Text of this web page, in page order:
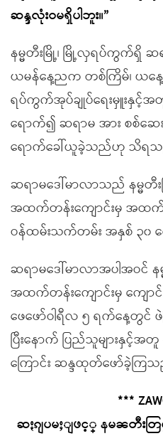
ဆန္ဒလုံးဝမရှိပါဘူး။”
နမ္မတီးမြို့၊ မြို့လှရပ်ကွက်ရှိ
ယမန်နေ့ညက တစ်ကြိမ်၊ ယန
ရပ်ကွက်အုပ်ချုပ်ရေးမှူးနှင့်အ
ရောက်၍ ဆရာမ အား စစ်
ရောက်ခေါ်ယူခဲ့သည်ဟု သိရ
ဆရာမဒေါ်မာလာသည် နမ္မတီ
အထက်တန်းကျောင်းမှ အထက်တ
ဝန်ထမ်းသက်တမ်း အနှစ် ၃၀ က
ဆရာမဒေါ်မာလာအပါအဝင်
အထက်တန်းကျောင်းမှ ကျော
ဖေဖော်ဝါရီလ ၅ ရက်နေ့တွင်
ပြီးနောက် ပြည်သူများနှင့်
ကြောင်း ဆန္ဒထုတ်ဖော်ခဲ့ကြ
***
ဆႏၵျပမႈျဖင့္ နမၼတီးတ